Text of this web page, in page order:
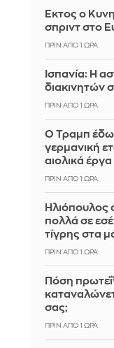
Έκτος ο
σπριντ στο
ΠΡΙΝ ΑΠΌ 1 ΏΡΑ
Ισπανία: Η
διακινητών
ΠΡΙΝ ΑΠΌ 1 ΏΡΑ
Ο Τραμπ
γερμανική
αιολικά έργα
ΠΡΙΝ ΑΠΌ 1 ΏΡΑ
Ηλιόπουλος
πολλά σε
τίγρης στα
ΠΡΙΝ ΑΠΌ 1 ΏΡΑ
Πόση
σας;
ΠΡΙΝ ΑΠΌ 1 ΏΡΑ